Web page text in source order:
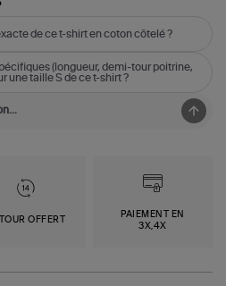
de ce t-shirt en coton côtelé ?
(longueur, demi-tour poitrine,
une taille S de ce t-shirt ?
OFFERT
PAIEMENT EN
3X,4X